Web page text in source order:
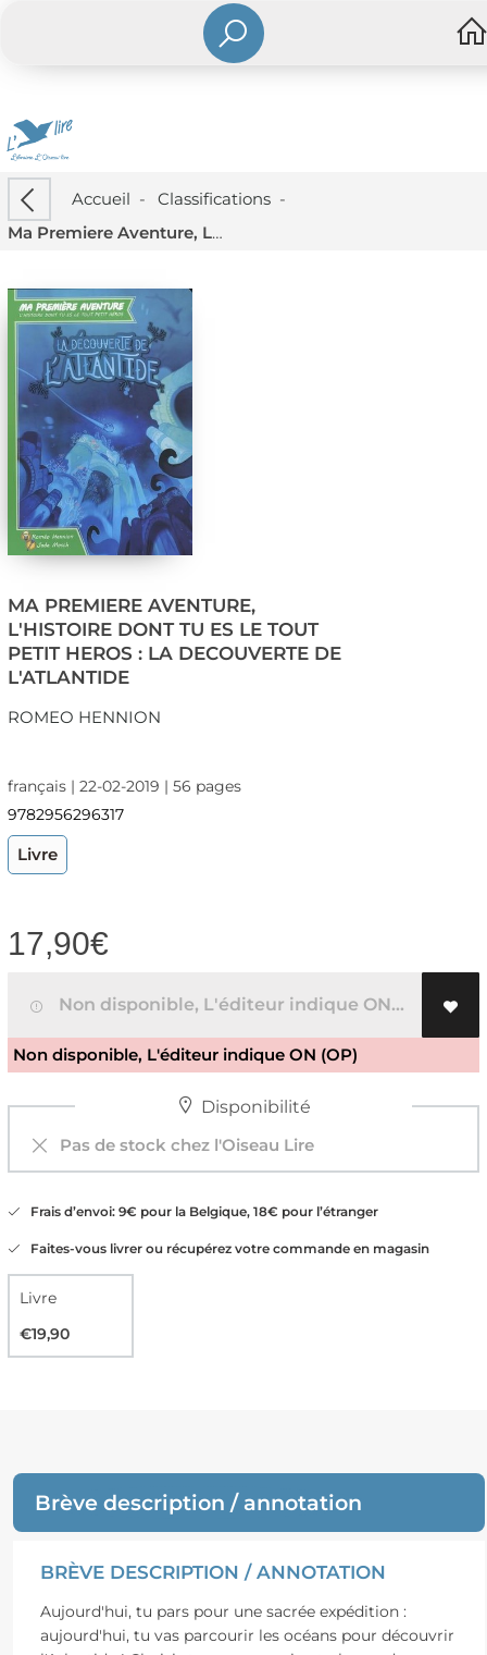
Accueil - Classifications-
Ma Premiere Aventure, L'histoire Dont Tu Es Le Tout Petit Heros : La Decouverte De L'atlantide
MA PREMIERE AVENTURE,
L'HISTOIRE DONT TU ES LE TOUT
PETIT HEROS : LA DECOUVERTE DE
L'ATLANTIDE
ROMEO HENNION
français | 22-02-2019 | 56 pages
9782956296317
Livre
17,90€
Non disponible, L'éditeur indique ON (OP)
Non disponible, L'éditeur indique ON (OP)
Disponibilité
Pas de stock chez l'Oiseau Lire
Frais d’envoi: 9€ pour la Belgique, 18€ pour l’étranger
Faites-vous livrer ou récupérez votre commande en magasin
Livre
€19,90
Brève description / annotation
BRÈVE DESCRIPTION / ANNOTATION
Aujourd'hui, tu pars pour une sacrée expédition :
aujourd'hui, tu vas parcourir les océans pour découvrir